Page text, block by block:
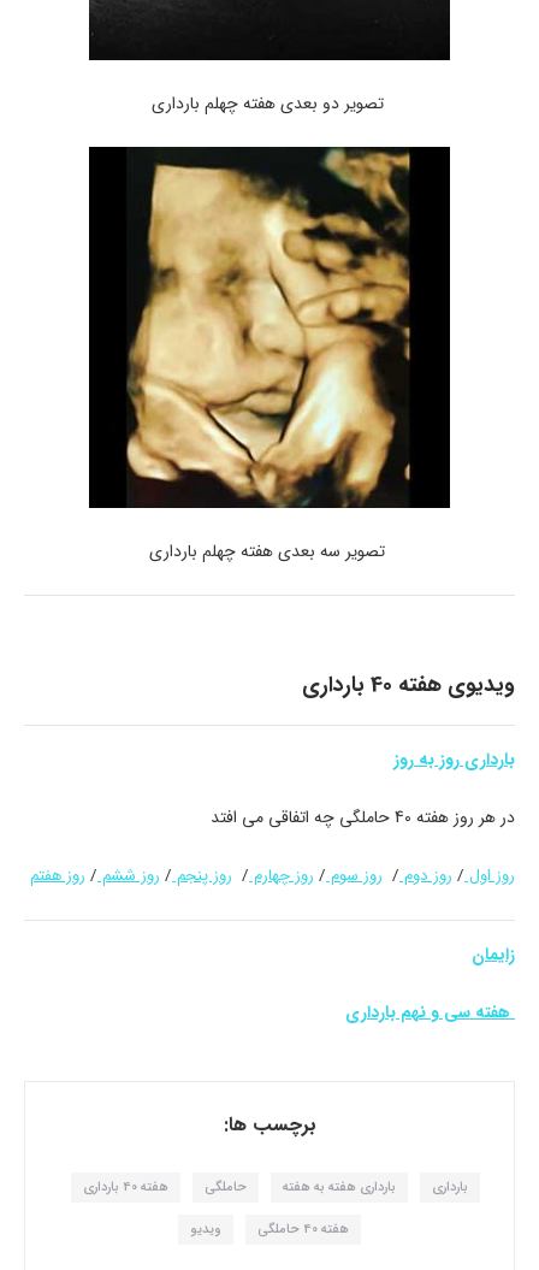
تصویر دو بعدی هفته چهلم بارداری
تصویر سه بعدی هفته چهلم بارداری
ویدیوی هفته 40 بارداری
بارداری روز به روز
در هر روز هفته 40 حاملگی چه اتفاقی می افتد
روز اول/ روز دوم/ روز سوم/ روز چهارم/ روز پنجم/ روز ششم/ روز هفتم
زایمان
هفته سی و نهم بارداری
برچسب ها:
بارداری بارداری هفته به هفته حاملگی هفته 40 بارداری
هفته 40 حاملگی ویدیو